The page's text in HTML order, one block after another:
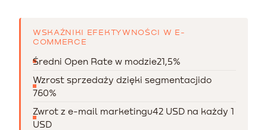
WSKAŹNIKI EFEKTYWNOŚCI W E-
COMMERCE
Średni Open Rate w modzie21,5%
Wzrost sprzedaży dzięki segmentacjido
760%
Zwrot z e-mail marketingu42 USD na każdy 1
USD